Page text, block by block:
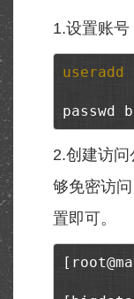
1.设置账号
useradd
passwd
2.创建访
够免密访
置即可。